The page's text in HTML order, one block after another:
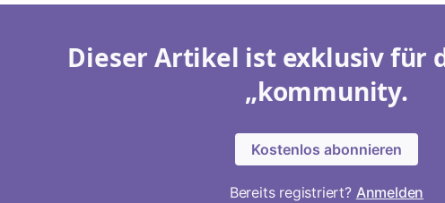
Dieser Artikel ist exklusiv für
„kommunity.
Kostenlos abonnieren
Bereits registriert? Anmelden